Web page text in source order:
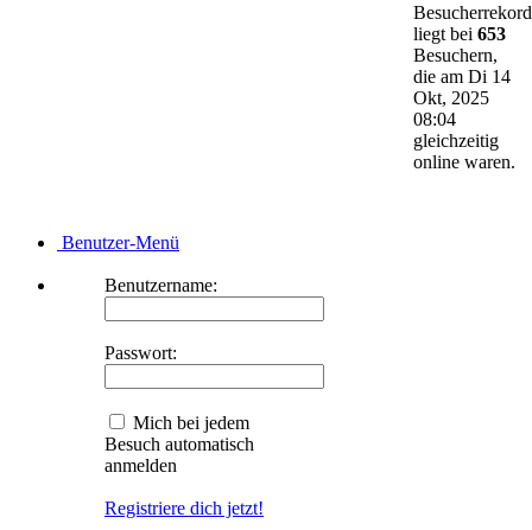
Besucherrekord
liegt bei 653
Besuchern,
die am Di 14
Okt, 2025
08:04
gleichzeitig
online waren.
Benutzer-Menü
Benutzername:
Passwort:
Mich bei jedem
Besuch automatisch
anmelden
Registriere dich jetzt!